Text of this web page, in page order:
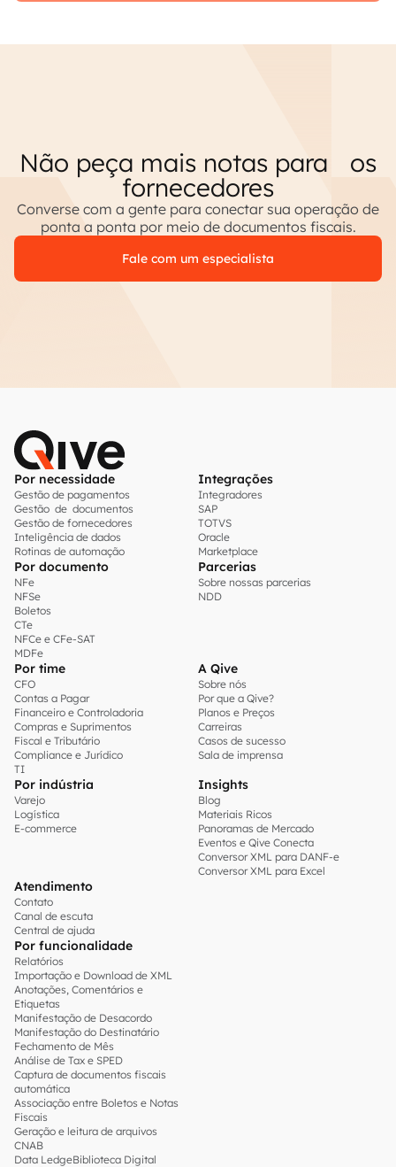
Não peça mais notas para os
fornecedores
Converse com a gente para conectar sua operação de
ponta a ponta por meio de documentos fiscais.
Fale com um especialista
Por necessidade
Gestão de pagamentos
Gestão de documentos
Gestão de fornecedores
Inteligência de dados
Rotinas de automação
Integrações
Integradores
SAP
TOTVS
Oracle
Marketplace
Por documento
NFe
NFSe
Boletos
CTe
NFCe e CFe-SAT
MDFe
Parcerias
Sobre nossas parcerias
NDD
Por time
CFO
Contas a Pagar
Financeiro e Controladoria
Compras e Suprimentos
Fiscal e Tributário
Compliance e Jurídico
TI
A Qive
Sobre nós
Por que a Qive?
Planos e Preços
Carreiras
Casos de sucesso
Sala de imprensa
Por indústria
Varejo
Logística
E-commerce
Insights
Blog
Materiais Ricos
Panoramas de Mercado
Eventos e Qive Conecta
Conversor XML para DANF-e
Conversor XML para Excel
Atendimento
Contato
Canal de escuta
Central de ajuda
Por funcionalidade
Relatórios
Importação e Download de XML
Anotações, Comentários e
Etiquetas
Manifestação de Desacordo
Manifestação do Destinatário
Fechamento de Mês
Análise de Tax e SPED
Captura de documentos fiscais
automática
Associação entre Boletos e Notas
Fiscais
Geração e leitura de arquivos
CNAB
Data LedgeBiblioteca Digital